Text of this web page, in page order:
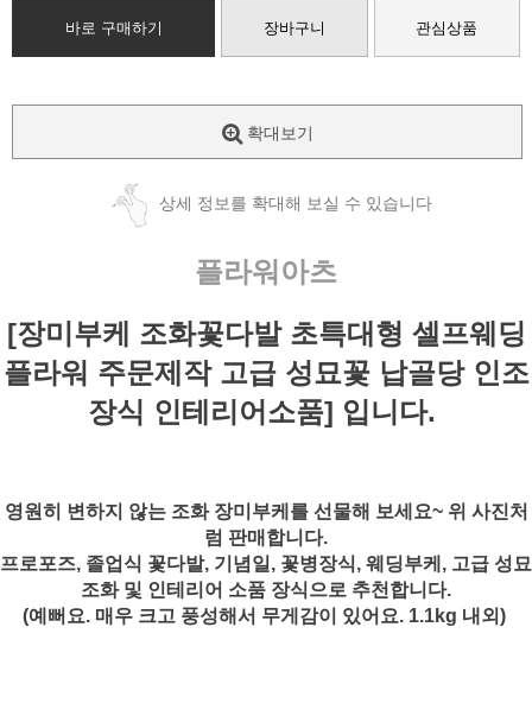
바로 구매하기 장바구니 관심상품
확대보기
상세 정보를 확대해 보실 수 있습니다
플라워아츠
[장미부케 조화꽃다발 초특대형 셀프웨딩
플라워 주문제작 고급 성묘꽃 납골당 인조
장식 인테리어소품] 입니다.
영원히 변하지 않는 조화 장미부케를 선물해 보세요~ 위 사진처
럼 판매합니다.
프로포즈, 졸업식 꽃다발, 기념일, 꽃병장식, 웨딩부케, 고급 성묘
조화 및 인테리어 소품 장식으로 추천합니다.
(예뻐요. 매우 크고 풍성해서 무게감이 있어요. 1.1kg 내외)